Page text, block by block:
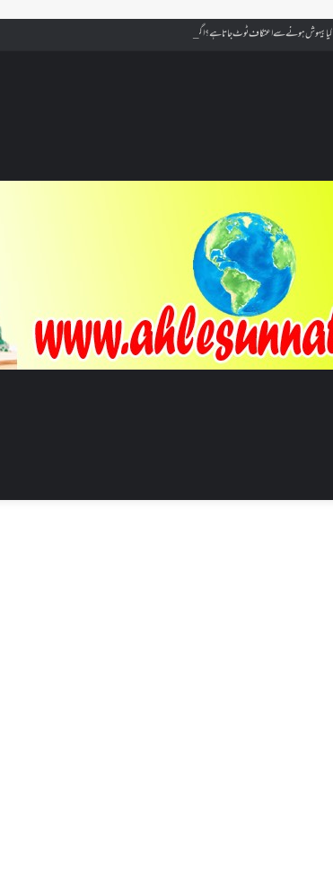
کیا بیہوش ہونے سے اعتکاف ٹوٹ جاتا ہے؟ اگر معتکف کو احتلام ہو جائے تو کیا اس کا اعتکاف ٹوٹ جائے گا؟فنائے مسجد